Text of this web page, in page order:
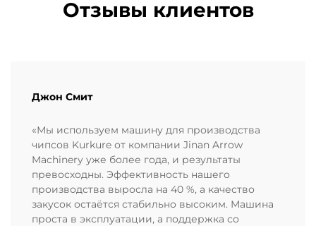
Отзывы клиентов
Джон Смит
«Мы используем машину для производства
чипсов Kurkure от компании Jinan Arrow
Machinery уже более года, и результаты
превосходны. Эффективность нашего
производства выросла на 40 %, а качество
закусок остаётся стабильно высоким. Машина
проста в эксплуатации, а поддержка со